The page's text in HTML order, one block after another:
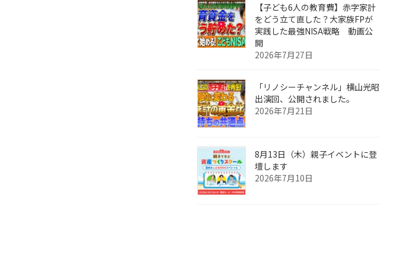
【子ども6人の教育費】赤字家計
をどう立て直した？大家族FPが
実践した最強NISA戦略 動画公
開
2026年7月27日
「リノシーチャンネル」横山光昭
出演回、公開されました。
2026年7月21日
8月13日（木）親子イベントに登
壇します
2026年7月10日